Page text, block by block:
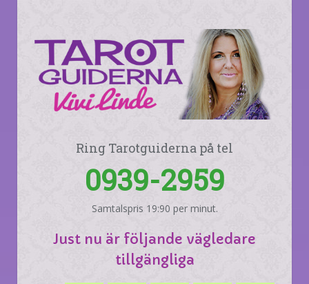
Ring Tarotguiderna på tel
0939-2959
Samtalspris 19:90 per minut.
Just nu är följande vägledare
tillgängliga